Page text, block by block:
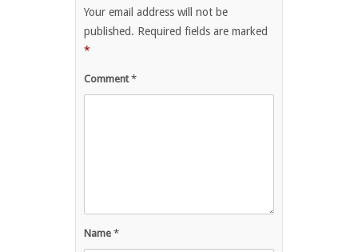
Your email address will not be
published. Required fields are marked
*
Comment*
Name *